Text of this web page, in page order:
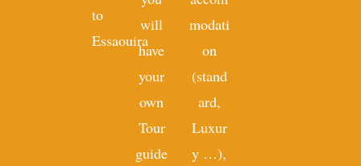
to
Essaouira
will
have
your
own
Tour
guide
modati
on
(stand
ard,
Luxur
y …),